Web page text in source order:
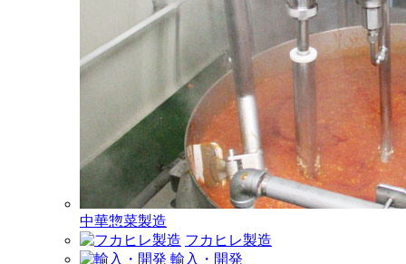
中華惣菜製造
フカヒレ製造
輸入・開発